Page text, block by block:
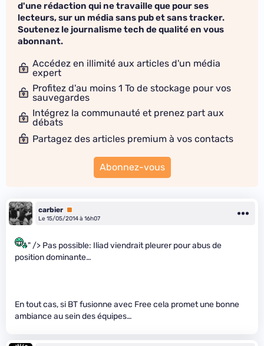
d'une rédaction qui ne travaille que pour ses
lecteurs, sur un média sans pub et sans tracker.
Soutenez le journalisme tech de qualité en vous
abonnant.
Accédez en illimité aux articles d'un média
expert
Profitez d'au moins 1 To de stockage pour vos
sauvegardes
Intégrez la communauté et prenez part aux
débats
Partagez des articles premium à vos contacts
Abonnez-vous
carbier Premium
Le 15/05/2014 à 16h07
" /> Pas possible: Iliad viendrait pleurer pour abus de
position dominante…
En tout cas, si BT fusionne avec Free cela promet une bonne
ambiance au sein des équipes…